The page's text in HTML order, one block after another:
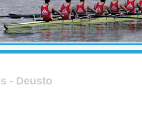
- Deusto